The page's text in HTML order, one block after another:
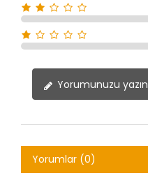
Yorumunuzu yazın
Yorumlar (0)